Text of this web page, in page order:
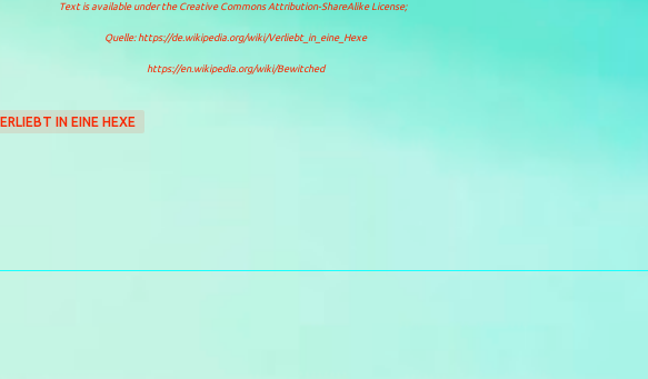
Text is available under the Creative Commons Attribution-ShareAlike License;
Quelle: https://de.wikipedia.org/wiki/Verliebt_in_eine_Hexe
https://en.wikipedia.org/wiki/Bewitched
IN EINE HEXE